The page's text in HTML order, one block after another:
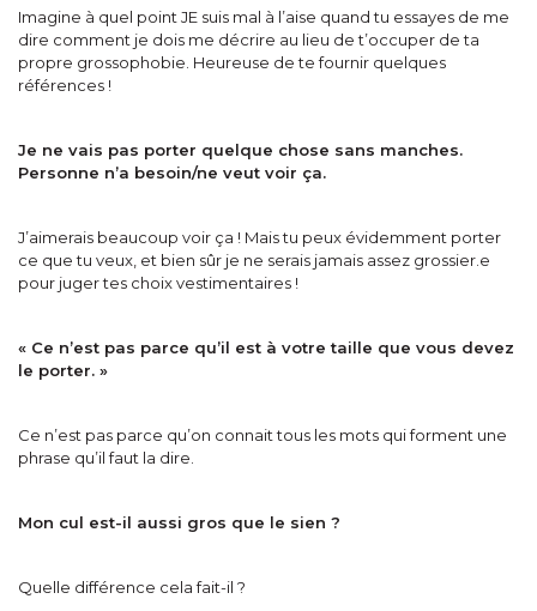
Imagine à quel point JE suis mal à l’aise quand tu essayes de me
dire comment je dois me décrire au lieu de t’occuper de ta
propre grossophobie. Heureuse de te fournir quelques
références !
Je ne vais pas porter quelque chose sans manches.
Personne n’a besoin/ne veut voir ça.
J’aimerais beaucoup voir ça ! Mais tu peux évidemment porter
ce que tu veux, et bien sûr je ne serais jamais assez grossier.e
pour juger tes choix vestimentaires !
« Ce n’est pas parce qu’il est à votre taille que vous devez
le porter. »
Ce n’est pas parce qu’on connait tous les mots qui forment une
phrase qu’il faut la dire.
Mon cul est-il aussi gros que le sien ?
Quelle différence cela fait-il ?